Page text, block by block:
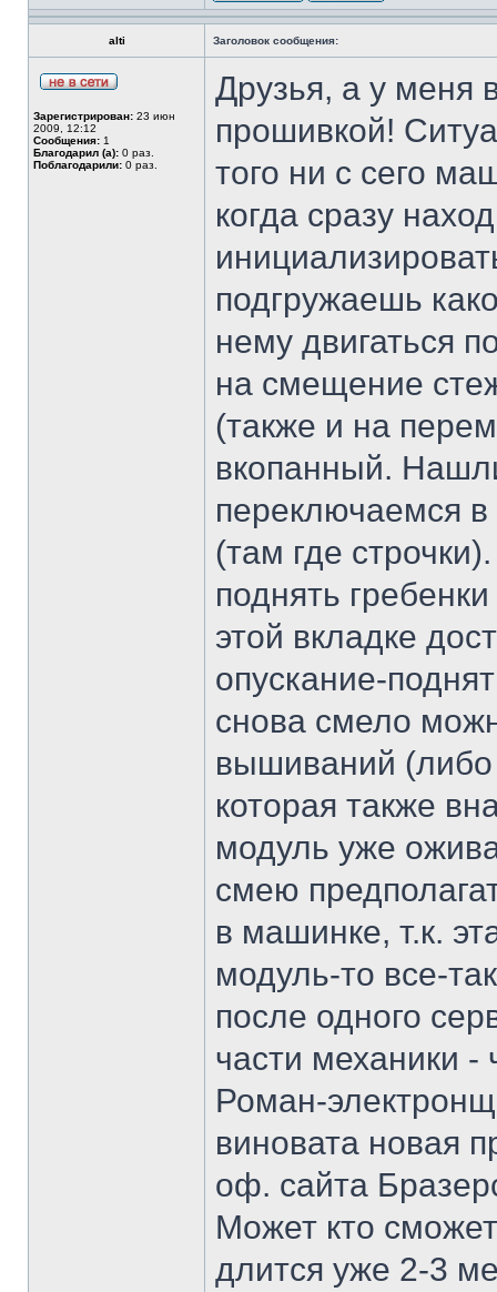
alti Заголовок сообщения:
Зарегистрирован: 23 июн
2009, 12:12
Сообщения: 1
Благодарил (а): 0 раз.
Поблагодарили: 0 раз.
Друзья, а у меня
прошивкой!
того ни с сего
когда сразу
подгружаешь
нему двигаться
на смещение
(также и на
вкопанный.
переключаемся в
(там где
поднять
этой вкладке
опускание-
снова смело
вышиваний (либо
которая также
модуль уже
смею
в машинке, т.к.
модуль-то все-
после одного
части механики -
Роман-
виновата новая
оф. сайта
Может кто
длится уже 2-3